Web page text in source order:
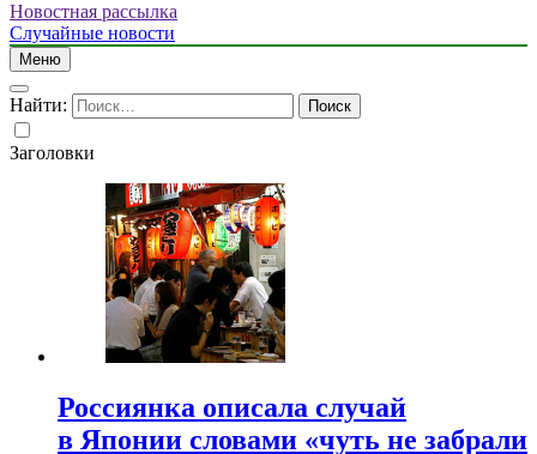
Новостная рассылка
Случайные новости
Меню
Найти:
Заголовки
Россиянка описала случай
в Японии словами «чуть не забрали